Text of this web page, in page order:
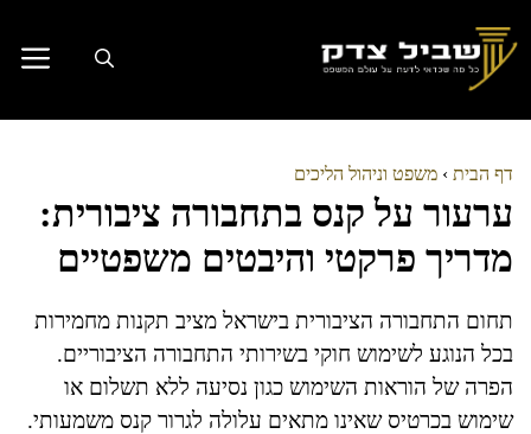
לתוכן
דף הבית › משפט וניהול הליכים
ערעור על קנס בתחבורה ציבורית:
מדריך פרקטי והיבטים משפטיים
תחום התחבורה הציבורית בישראל מציב תקנות מחמירות
בכל הנוגע לשימוש חוקי בשירותי התחבורה הציבוריים.
הפרה של הוראות השימוש כגון נסיעה ללא תשלום או
שימוש בכרטיס שאינו מתאים עלולה לגרור קנס משמעותי.